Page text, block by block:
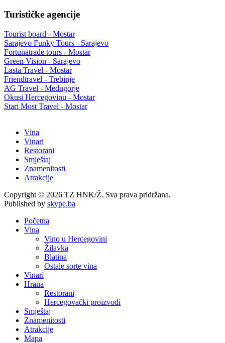
Turističke agencije
Tourist board - Mostar
Sarajevo Funky Tours - Sarajevo
Fortunatrade tours - Mostar
Green Vision - Sarajevo
Lasta Travel - Mostar
Friendtravel - Trebinje
AG Travel - Međugorje
Okusi Hercegovinu - Mostar
Stari Most Travel - Mostar
Vina
Vinari
Restorani
Smještaj
Znamenitosti
Atrakcije
Copyright © 2026 TZ HNK/Ž. Sva prava pridržana.
Published by skype.ba
Početna
Vina
Vino u Hercegovini
Žilavka
Blatina
Ostale sorte vina
Vinari
Hrana
Restorani
Hercegovački proizvodi
Smještaj
Znamenitosti
Atrakcije
Mapa